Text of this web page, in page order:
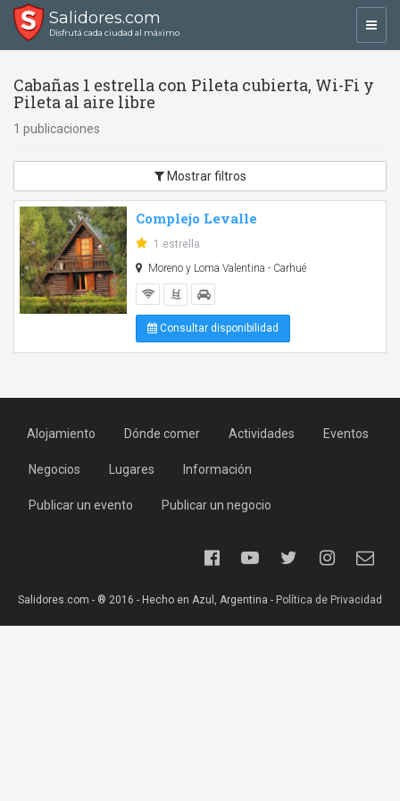
Salidores.com
Disfrutá cada ciudad al máximo
Cabañas 1 estrella con Pileta cubierta, Wi-Fi y
Pileta al aire libre
1 publicaciones
Mostrar filtros
Complejo Levalle
1 estrella
Moreno y Loma Valentina - Carhué
Consultar disponibilidad
Alojamiento Dónde comer Actividades Eventos
Negocios Lugares Información
Publicar un evento Publicar un negocio
Salidores.com - ® 2016 - Hecho en Azul, Argentina - Política de Privacidad